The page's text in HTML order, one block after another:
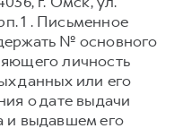
1 . Письменное
№ основного
личность
данных или его
о дате выдачи
и выдавшем его